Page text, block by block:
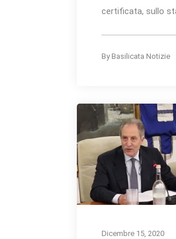
certificata, sullo
By Basilicata Notizie
Dicembre 15, 2020